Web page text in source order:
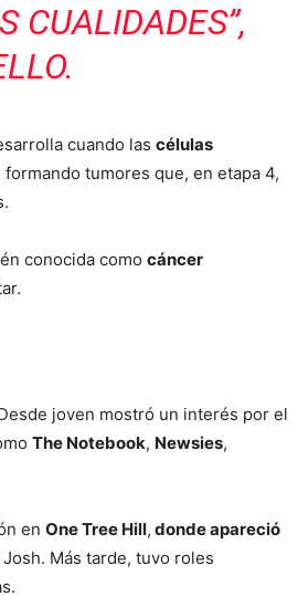
CUALIDADES”,
cuando las células
formando tumores que, en etapa 4,
conocida como cáncer
joven mostró un interés por el
The Notebook, Newsies,
en One Tree Hill, donde apareció
Más tarde, tuvo roles